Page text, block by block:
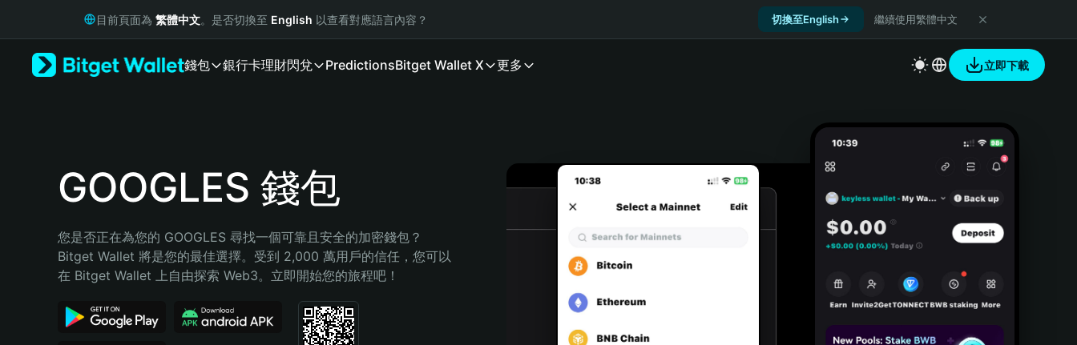
Русский
Bahasa Indonesia
目前頁面為 繁體中文。是否切換至 English 以查看對應語言內容？ 切換至English 繼續使用繁體中文
錢包 銀行卡理財閃兌 PredictionsBitget Wallet X 更多 立即下載
GOOGLES 錢包
您是否正在為您的 GOOGLES 尋找一個可靠且安全的加密錢包？
Bitget Wallet 將是您的最佳選擇。受到 2,000 萬用戶的信任，您可以
在 Bitget Wallet 上自由探索 Web3。立即開始您的旅程吧！